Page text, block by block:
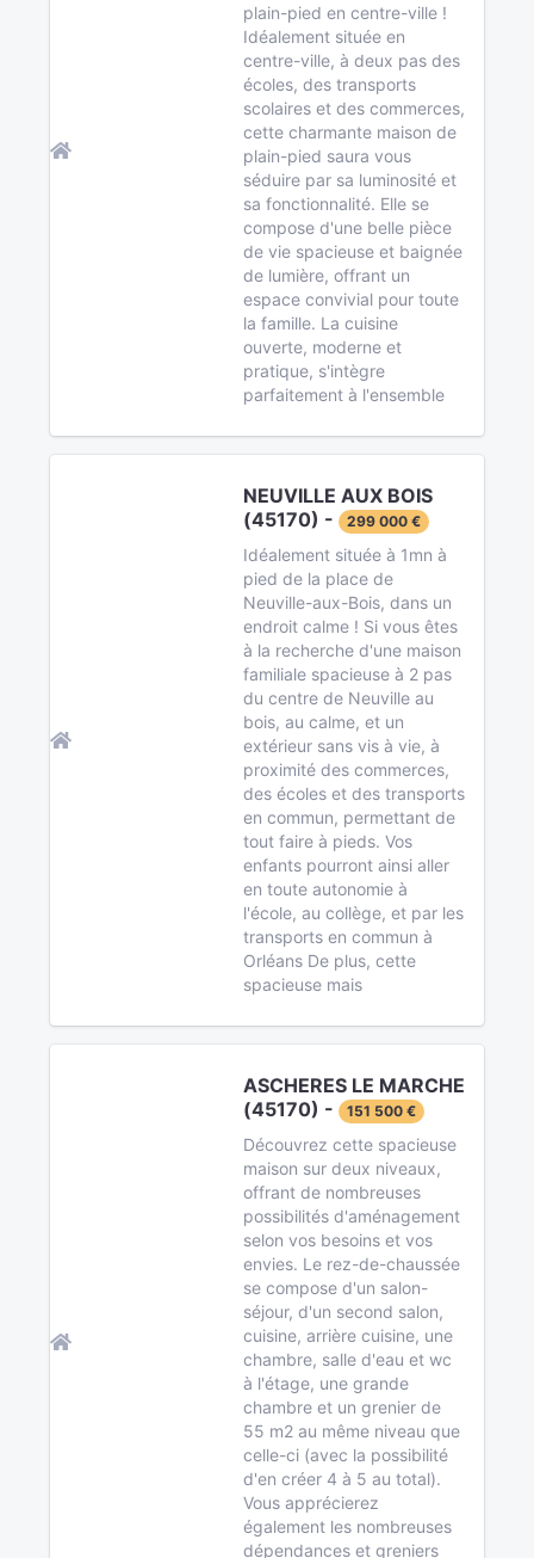
plain-pied en centre-ville !
Idéalement située en
centre-ville, à deux pas des
écoles, des transports
scolaires et des commerces,
cette charmante maison de
plain-pied saura vous
séduire par sa luminosité et
sa fonctionnalité. Elle se
compose d'une belle pièce
de vie spacieuse et baignée
de lumière, offrant un
espace convivial pour toute
la famille. La cuisine
ouverte, moderne et
pratique, s'intègre
parfaitement à l'ensemble
NEUVILLE AUX BOIS
(45170) -
299 000 €
Idéalement située à 1mn à
pied de la place de
Neuville-aux-Bois, dans un
endroit calme ! Si vous êtes
à la recherche d'une maison
familiale spacieuse à 2 pas
du centre de Neuville au
bois, au calme, et un
extérieur sans vis à vie, à
proximité des commerces,
des écoles et des transports
en commun, permettant de
tout faire à pieds. Vos
enfants pourront ainsi aller
en toute autonomie à
l'école, au collège, et par les
transports en commun à
Orléans De plus, cette
spacieuse mais
ASCHERES LE MARCHE
(45170) -
151 500 €
Découvrez cette spacieuse
maison sur deux niveaux,
offrant de nombreuses
possibilités d'aménagement
selon vos besoins et vos
envies. Le rez-de-chaussée
se compose d'un salon-
séjour, d'un second salon,
cuisine, arrière cuisine, une
chambre, salle d'eau et wc
à l'étage, une grande
chambre et un grenier de
55 m2 au même niveau que
celle-ci (avec la possibilité
d'en créer 4 à 5 au total).
Vous apprécierez
également les nombreuses
dépendances et greniers